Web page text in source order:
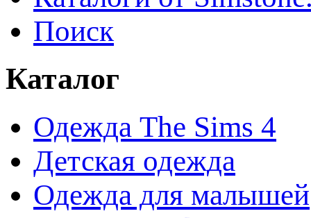
Поиск
Каталог
Одежда The Sims 4
Детская одежда
Одежда для малышей